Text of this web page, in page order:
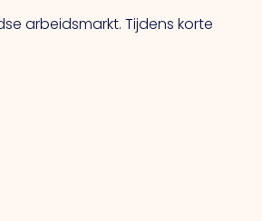
arbeidsmarkt. Tijdens korte